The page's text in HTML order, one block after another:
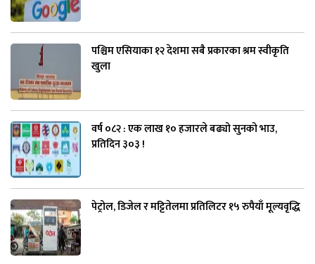
पश्चिम एसियाका १२ देशमा सबै प्रकारका श्रम स्वीकृति
खुला
वर्ष ०८२ : एक लाख १० हजारले बढ्यो सुनको भाउ,
प्रतिदिन ३०३ !
पेट्रोल, डिजेल र मट्टितेलमा प्रतिलिटर १५ रुपैयाँ मूल्यवृद्धि